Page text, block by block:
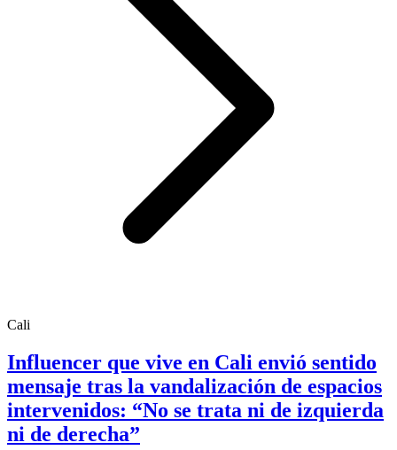
Cali
Influencer que vive en Cali envió sentido
mensaje tras la vandalización de espacios
intervenidos: “No se trata ni de izquierda
ni de derecha”